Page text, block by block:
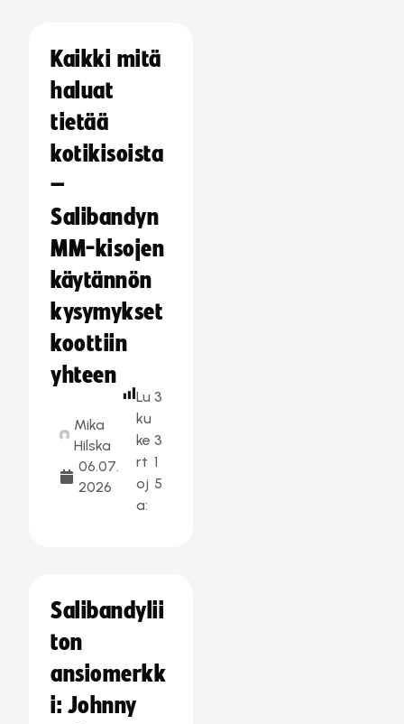
Kaikki mitä
haluat
tietää
kotikisoista
–
Salibandyn
MM-kisojen
käytännön
kysymykset
koottiin
yhteen
Mika
Hilska
06.07.
2026
Lu
ku
ke
rt
oj
a:
3
3
1
5
Salibandylii
ton
ansiomerkk
i: Johnny